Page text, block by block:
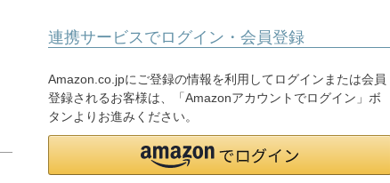
連携サービスでログイン・会員登録
Amazon.co.jpにご登録の情報を利用してログインまたは会員
登録されるお客様は、「Amazonアカウントでログイン」ボ
タンよりお進みください。